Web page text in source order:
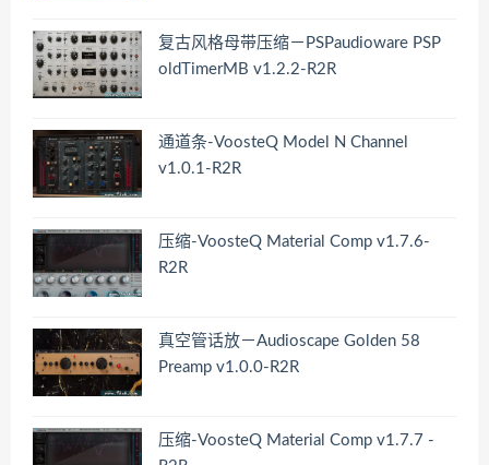
复古风格母带压缩－PSPaudioware PSP
oldTimerMB v1.2.2-R2R
通道条-VoosteQ Model N Channel
v1.0.1-R2R
压缩-VoosteQ Material Comp v1.7.6-
R2R
真空管话放－Audioscape Golden 58
Preamp v1.0.0-R2R
压缩-VoosteQ Material Comp v1.7.7 -